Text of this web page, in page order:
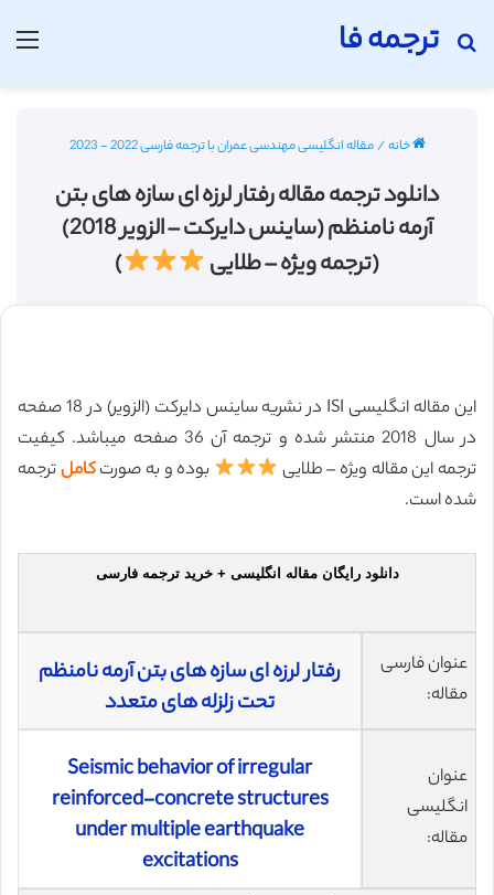
ترجمه فا
جستجو برای
خانه/مقاله انگلیسی مهندسی عمران با ترجمه فارسی 2022 - 2023
دانلود ترجمه مقاله رفتار لرزه ای سازه های بتن
آرمه نامنظم (ساینس دایرکت – الزویر 2018)
(ترجمه ویژه – طلایی
)
این مقاله انگلیسی ISI در نشریه ساینس دایرکت (الزویر) در 18 صفحه
در سال 2018 منتشر شده و ترجمه آن 36 صفحه میباشد. کیفیت
ترجمه این مقاله ویژه – طلایی
بوده و به صورتکاملترجمه
شده است.
دانلود رایگان مقاله انگلیسی + خرید ترجمه فارسی
عنوان فارسی
مقاله:
رفتار لرزه ای سازه های بتن آرمه نامنظم
تحت زلزله های متعدد
عنوان
انگلیسی
مقاله:
Seismic behavior of irregular
reinforced-concrete structures
under multiple earthquake
excitations